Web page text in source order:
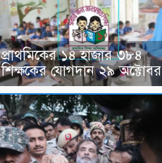
প্রাথমিকের ১৪ হাজার ৩৮৪
শিক্ষকের যোগদান ২৯ অক্টোবর